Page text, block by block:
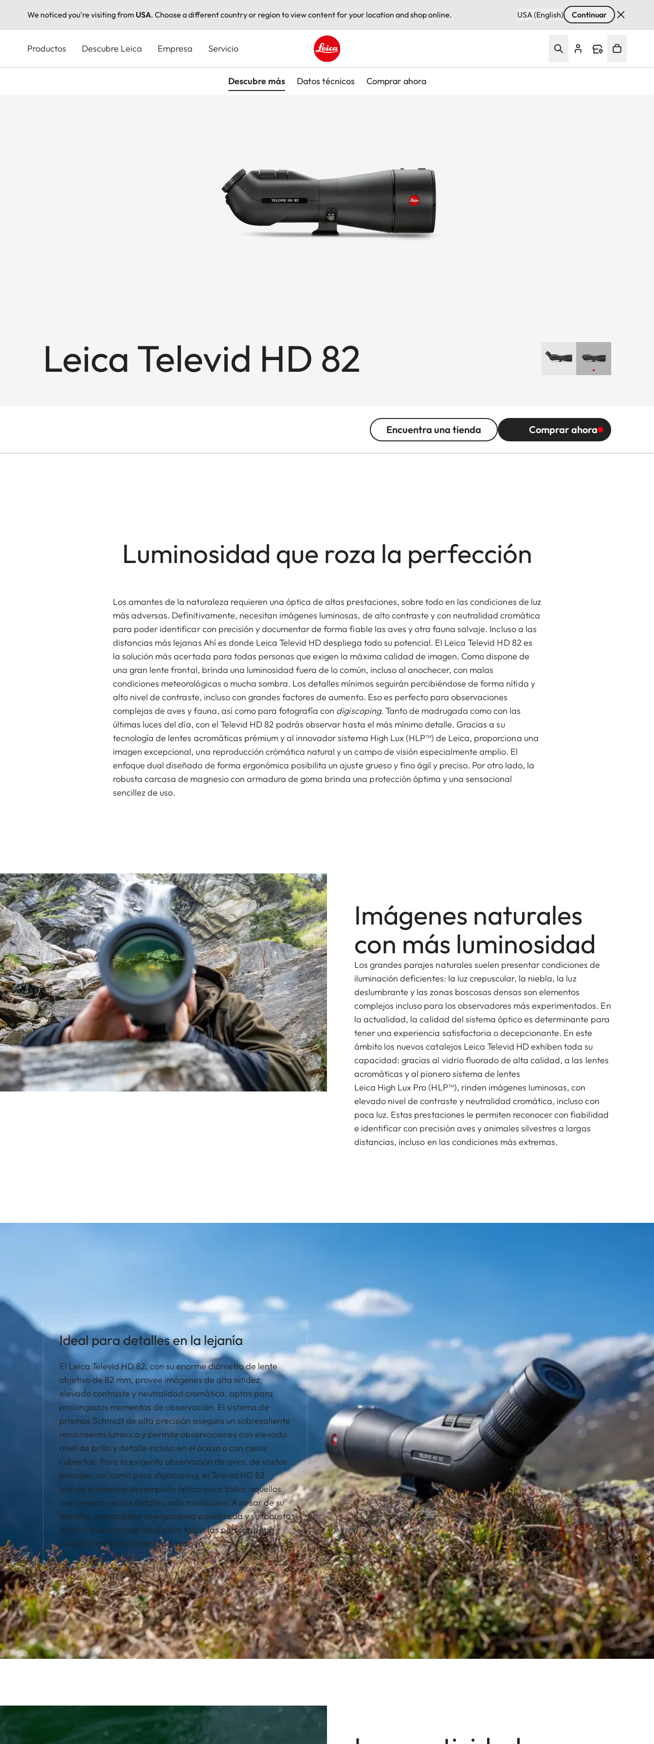
We noticed you're visiting from USA. Choose a different country or region to view content for your location and shop online. USA (English) Continuar
principal
Productos Descubre Leica Empresa Servicio
Leica logo - Home
Descubre más Datos técnicos Comprar ahora
Leica Televid HD 82
Encuentra una tienda Comprar ahora
Luminosidad que roza la perfección
Los amantes de la naturaleza requieren una óptica de altas prestaciones, sobre todo en las condiciones de luz
más adversas. Definitivamente, necesitan imágenes luminosas, de alto contraste y con neutralidad cromática
para poder identificar con precisión y documentar de forma fiable las aves y otra fauna salvaje. Incluso a las
distancias más lejanas Ahí es donde Leica Televid HD despliega todo su potencial. El Leica Televid HD 82 es
la solución más acertada para todas personas que exigen la máxima calidad de imagen. Como dispone de
una gran lente frontal, brinda una luminosidad fuera de lo común, incluso al anochecer, con malas
condiciones meteorológicas o mucha sombra. Los detalles mínimos seguirán percibiéndose de forma nítida y
alto nivel de contraste, incluso con grandes factores de aumento. Eso es perfecto para observaciones
complejas de aves y fauna, así como para fotografía con digiscoping. Tanto de madrugada como con las
últimas luces del día, con el Televid HD 82 podrás observar hasta el más mínimo detalle. Gracias a su
tecnología de lentes acromáticas prémium y al innovador sistema High Lux (HLP™) de Leica, proporciona una
imagen excepcional, una reproducción crómática natural y un campo de visión especialmente amplio. El
enfoque dual diseñado de forma ergonómica posibilita un ajuste grueso y fino ágil y preciso. Por otro lado, la
robusta carcasa de magnesio con armadura de goma brinda una protección óptima y una sensacional
sencillez de uso.
Imágenes naturales
con más luminosidad
Los grandes parajes naturales suelen presentar condiciones de
iluminación deficientes: la luz crepuscular, la niebla, la luz
deslumbrante y las zonas boscosas densas son elementos
complejos incluso para los observadores más experimentados. En
la actualidad, la calidad del sistema óptico es determinante para
tener una experiencia satisfactoria o decepcionante. En este
ámbito los nuevos catalejos Leica Televid HD exhiben toda su
capacidad: gracias al vidrio fluorado de alta calidad, a las lentes
acromáticas y al pionero sistema de lentes
Leica High Lux Pro (HLP™), rinden imágenes luminosas, con
elevado nivel de contraste y neutralidad cromática, incluso con
poca luz. Estas prestaciones le permiten reconocer con fiabilidad
e identificar con precisión aves y animales silvestres a largas
distancias, incluso en las condiciones más extremas.
Ideal para detalles en la lejanía
El Leica Televid HD 82, con su enorme diámetro de lente
objetivo de 82 mm, provee imágenes de alta nitidez,
elevado contraste y neutralidad cromática, aptas para
prolongados momentos de observación. El sistema de
prismas Schmidt de alta precisión asegura un sobresaliente
rendimiento lumínico y permite observaciones con elevado
nivel de brillo y detalle incluso en el ocaso o con cielos
cubiertos. Para la exigente observación de aves, de vastos
paisajes, así como para digiscoping, el Televid HD 82
brinda el máximo desempeño óptico para todos aquellos
que desean ver los detalles más minúsculos. A pesar de su
tamaño, destaca por su ergonomía equilibrada y su robusto
diseño, que lo hacen ideal para todas las personas que
exigen la máxima calidad de imagen.